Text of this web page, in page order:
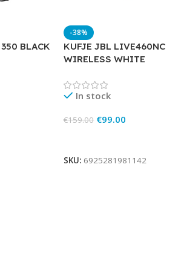
BLACK
-38%
KUFJE JBL LIVE460NC
WIRELESS WHITE
In stock
€159.00 €99.00
SKU: 6925281981142